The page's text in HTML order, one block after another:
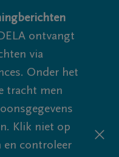
ontvangt
via
Onder het
tracht men
Klik niet op
en controleer